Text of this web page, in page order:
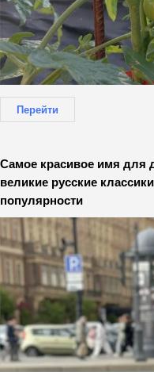
Перейти
Самое красивое имя для
великие русские
популярности